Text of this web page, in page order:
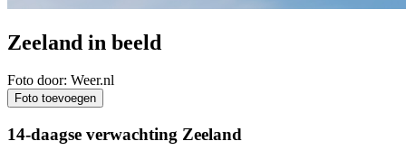
Zeeland in beeld
Foto door: Weer.nl
Foto toevoegen
14-daagse verwachting Zeeland